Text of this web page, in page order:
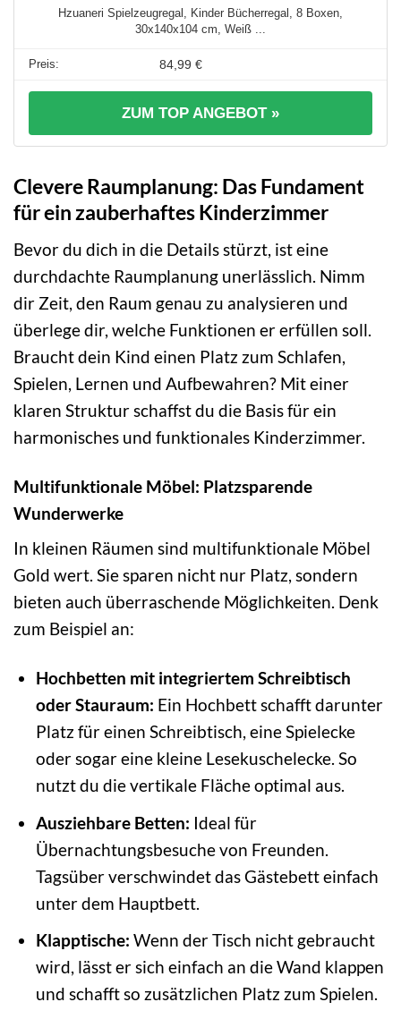
Hzuaneri Spielzeugregal, Kinder Bücherregal, 8 Boxen,
30x140x104 cm, Weiß ...
84,99 €
ZUM TOP ANGEBOT »
Clevere Raumplanung: Das Fundament
für ein zauberhaftes Kinderzimmer
Bevor du dich in die Details stürzt, ist eine
durchdachte Raumplanung unerlässlich. Nimm
dir Zeit, den Raum genau zu analysieren und
überlege dir, welche Funktionen er erfüllen soll.
Braucht dein Kind einen Platz zum Schlafen,
Spielen, Lernen und Aufbewahren? Mit einer
klaren Struktur schaffst du die Basis für ein
harmonisches und funktionales Kinderzimmer.
Multifunktionale Möbel: Platzsparende
Wunderwerke
In kleinen Räumen sind multifunktionale Möbel
Gold wert. Sie sparen nicht nur Platz, sondern
bieten auch überraschende Möglichkeiten. Denk
zum Beispiel an:
Hochbetten mit integriertem Schreibtisch
oder Stauraum: Ein Hochbett schafft darunter
Platz für einen Schreibtisch, eine Spielecke
oder sogar eine kleine Lesekuschelecke. So
nutzt du die vertikale Fläche optimal aus.
Ausziehbare Betten: Ideal für
Übernachtungsbesuche von Freunden.
Tagsüber verschwindet das Gästebett einfach
unter dem Hauptbett.
Klapptische: Wenn der Tisch nicht gebraucht
wird, lässt er sich einfach an die Wand klappen
und schafft so zusätzlichen Platz zum Spielen.